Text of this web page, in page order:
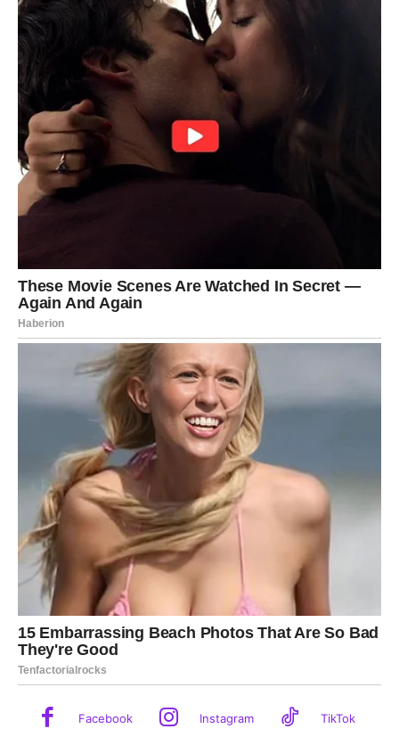
Facebook Instagram TikTok